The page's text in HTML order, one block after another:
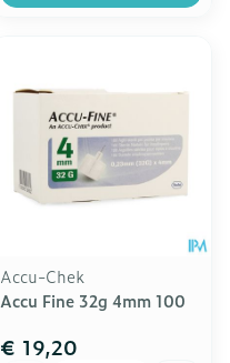
Accu-Chek
Accu Fine 32g 4mm 100
€ 19,20